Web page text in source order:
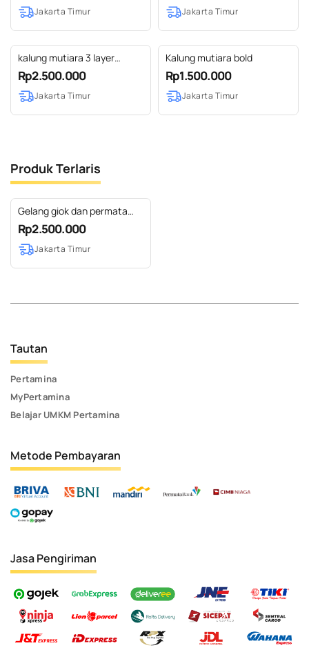
Jakarta Timur Jakarta Timur
kalung mutiara 3 layer
mawar
Rp2.500.000
Jakarta Timur
Kalung mutiara bold
Rp1.500.000
Jakarta Timur
Produk Terlaris
Gelang giok dan permata
ruby
Rp2.500.000
Jakarta Timur
Tautan
Pertamina
MyPertamina
Belajar UMKM Pertamina
Metode Pembayaran
Jasa Pengiriman